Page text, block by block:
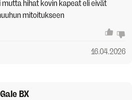
mutta hihat kovin kapeat eli eivät
mitoitukseen
16.04.2026
BX